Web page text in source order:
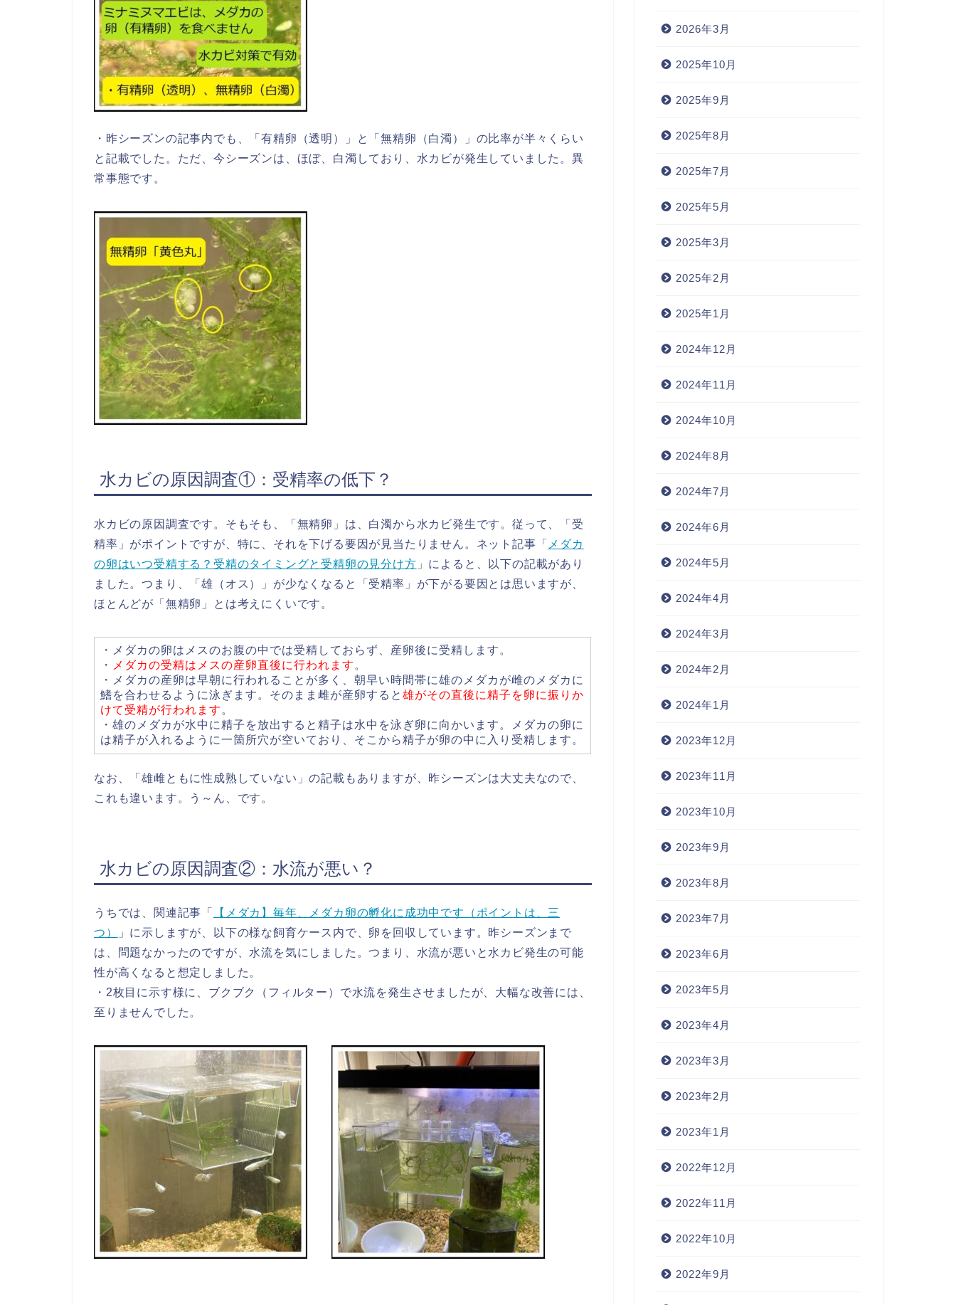
・昨シーズンの記事内でも、「有精卵（透明）」と「無精卵（白濁）」の比率が半々くらい
と記載でした。ただ、今シーズンは、ほぼ、白濁しており、水カビが発生していました。異
常事態です。
水カビの原因調査①：受精率の低下？
水カビの原因調査です。そもそも、「無精卵」は、白濁から水カビ発生です。従って、「受
精率」がポイントですが、特に、それを下げる要因が見当たりません。ネット記事「 メダカ
の卵はいつ受精する？受精のタイミングと受精卵の見分け方 」によると、以下の記載があり
ました。つまり、「雄（オス）」が少なくなると「受精率」が下がる要因とは思いますが、
ほとんどが「無精卵」とは考えにくいです。
・メダカの卵はメスのお腹の中では受精しておらず、産卵後に受精します。
・
メダカの受精はメスの産卵直後に行われます 。
・メダカの産卵は早朝に行われることが多く、朝早い時間帯に雄のメダカが雌のメダカに
鰭を合わせるように泳ぎます。そのまま雌が産卵すると 雄がその直後に精子を卵に振りか
けて受精が行われます 。
・雄のメダカが水中に精子を放出すると精子は水中を泳ぎ卵に向かいます。メダカの卵に
は精子が入れるように一箇所穴が空いており、そこから精子が卵の中に入り受精します。
なお、「雄雌ともに性成熟していない」の記載もありますが、昨シーズンは大丈夫なので、
これも違います。う～ん、です。
水カビの原因調査②：水流が悪い？
うちでは、関連記事「
【メダカ】毎年、メダカ卵の孵化に成功中です（ポイントは、三
つ）
」に示しますが、以下の様な飼育ケース内で、卵を回収しています。昨シーズンまで
は、問題なかったのですが、水流を気にしました。つまり、水流が悪いと水カビ発生の可能
性が高くなると想定しました。
・2枚目に示す様に、ブクブク（フィルター）で水流を発生させましたが、大幅な改善には、
至りませんでした。
2026年3月
2025年10月
2025年9月
2025年8月
2025年7月
2025年5月
2025年3月
2025年2月
2025年1月
2024年12月
2024年11月
2024年10月
2024年8月
2024年7月
2024年6月
2024年5月
2024年4月
2024年3月
2024年2月
2024年1月
2023年12月
2023年11月
2023年10月
2023年9月
2023年8月
2023年7月
2023年6月
2023年5月
2023年4月
2023年3月
2023年2月
2023年1月
2022年12月
2022年11月
2022年10月
2022年9月